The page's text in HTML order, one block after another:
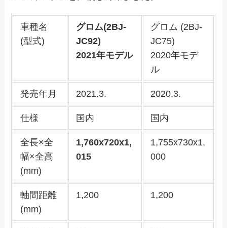
車種名
(型式)
グロム(2BJ-
JC92)
2021年モデル
グロム (2BJ-
JC75)
2020年モデ
ル
発売年月 2021.3. 2020.3.
仕様 国内 国内
全長×全
幅×全高
(mm)
1,760x720x1,
015
1,755x730x1,
000
軸間距離
(mm)
1,200 1,200